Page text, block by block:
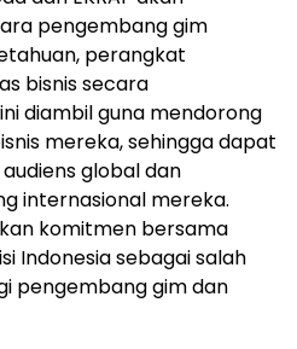
pengembang gim
perangkat
bisnis secara
diambil guna mendorong
mereka, sehingga dapat
global dan
internasional mereka.
komitmen bersama
Indonesia sebagai salah
pengembang gim dan